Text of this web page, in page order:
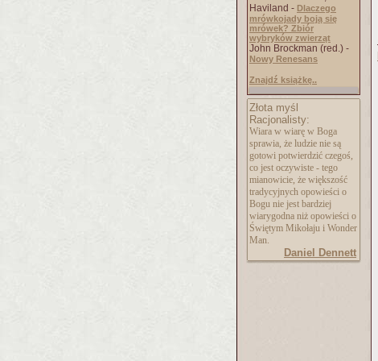
Haviland - Dlaczego
mrówkojady boją się
mrówek? Zbiór
wybryków zwierząt
John Brockman (red.) -
Nowy Renesans
Znajdź książkę..
Złota myśl
Racjonalisty:
Wiara w wiarę w Boga
sprawia, że ludzie nie są
gotowi potwierdzić czegoś,
co jest oczywiste - tego
mianowicie, że większość
tradycyjnych opowieści o
Bogu nie jest bardziej
wiarygodna niż opowieści o
Świętym Mikołaju i Wonder
Man.
Daniel Dennett